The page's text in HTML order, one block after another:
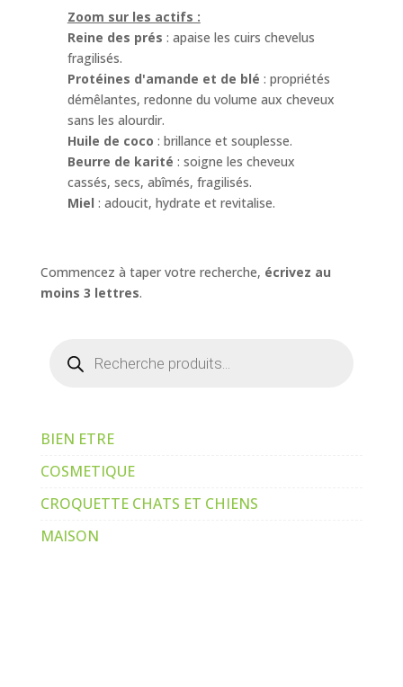
Zoom sur les actifs :
Reine des prés : apaise les cuirs chevelus
fragilisés.
Protéines d'amande et de blé : propriétés
démêlantes, redonne du volume aux cheveux
sans les alourdir.
Huile de coco : brillance et souplesse.
Beurre de karité : soigne les cheveux
cassés, secs, abîmés, fragilisés.
Miel : adoucit, hydrate et revitalise.
Commencez à taper votre recherche, écrivez au
moins 3 lettres.
produits
BIEN ETRE
COSMETIQUE
CROQUETTE CHATS ET CHIENS
MAISON